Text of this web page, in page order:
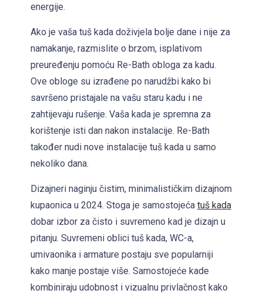
energije.
Ako je vaša tuš kada doživjela bolje dane i nije za
namakanje, razmislite o brzom, isplativom
preuređenju pomoću Re-Bath obloga za kadu.
Ove obloge su izrađene po narudžbi kako bi
savršeno pristajale na vašu staru kadu i ne
zahtijevaju rušenje. Vaša kada je spremna za
korištenje isti dan nakon instalacije. Re-Bath
također nudi nove instalacije tuš kada u samo
nekoliko dana.
Dizajneri naginju čistim, minimalističkim dizajnom
kupaonica u 2024. Stoga je samostojeća tuš kada
dobar izbor za čisto i suvremeno kad je dizajn u
pitanju. Suvremeni oblici tuš kada, WC-a,
umivaonika i armature postaju sve popularniji
kako manje postaje više. Samostojeće kade
kombiniraju udobnost i vizualnu privlačnost kako